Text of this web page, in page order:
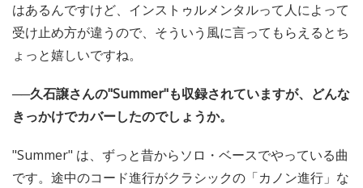
はあるんですけど、インストゥルメンタルって人によって
受け止め方が違うので、そういう風に言ってもらえるとち
ょっと嬉しいですね。
──久石譲さんの"Summer"も収録されていますが、どんな
きっかけでカバーしたのでしょうか。
"Summer" は、ずっと昔からソロ・ベースでやっている曲
です。途中のコード進行がクラシックの「カノン進行」な